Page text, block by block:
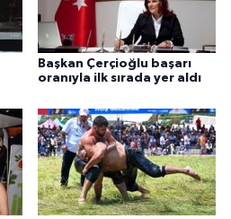
Başkan Çerçioğlu başarı
oranıyla ilk sırada yer aldı